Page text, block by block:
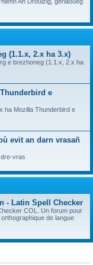
(1.1.x, 2.x ha 3.x)
e brezhoneg (1.1.x, 2.x ha
e
ha Mozilla Thunderbird e
evit an darn vrasañ
vras
- Latin Spell Checker
COL. Un forum pour
de langue